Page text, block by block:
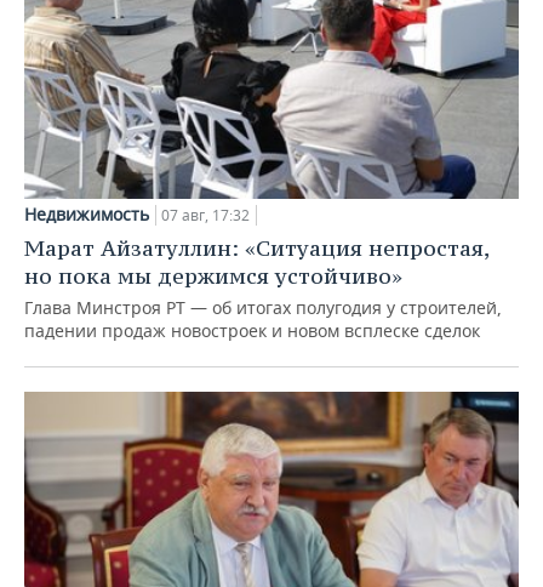
Недвижимость 07 авг, 17:32
Марат Айзатуллин: «Ситуация непростая,
но пока мы держимся устойчиво»
Глава Минстроя РТ — об итогах полугодия у строителей,
падении продаж новостроек и новом всплеске сделок